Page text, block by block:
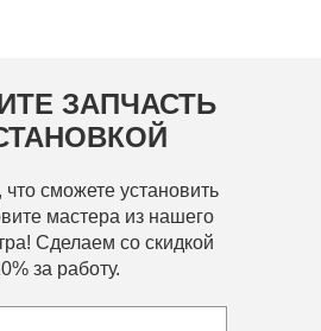
ЗАПЧАСТЬ
сможете установить
мастера из нашего
Сделаем со скидкой
за работу.